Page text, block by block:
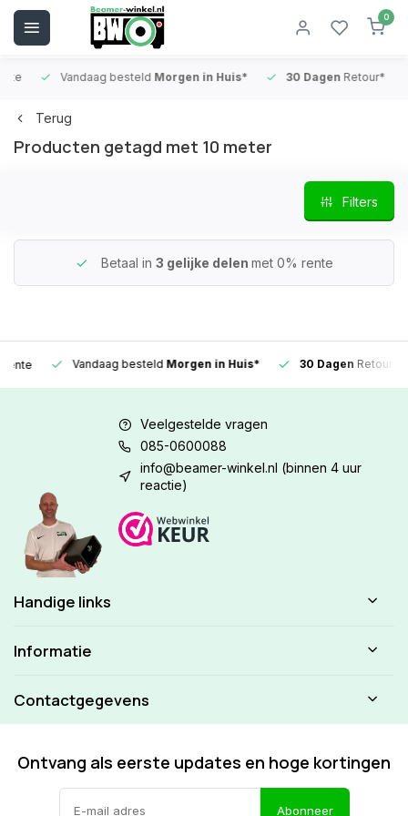
0
Vandaag besteldMorgen in Huis* 30 DagenRetour*
Terug
Producten getagd met 10 meter
Filters
Betaal in 3 gelijke delen met 0% rente
Vandaag besteldMorgen in Huis* 30 DagenRetour*
Veelgestelde vragen
085-0600088
info@beamer-winkel.nl (binnen 4 uur
reactie)
Handige links
Informatie
Contactgegevens
Ontvang als eerste updates en hoge kortingen
Abonneer